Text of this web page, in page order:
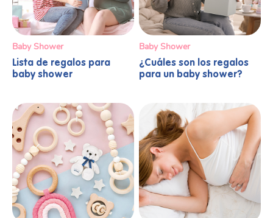
Baby Shower
Lista de regalos para
baby shower
Baby Shower
¿Cuáles son los regalos
para un baby shower?